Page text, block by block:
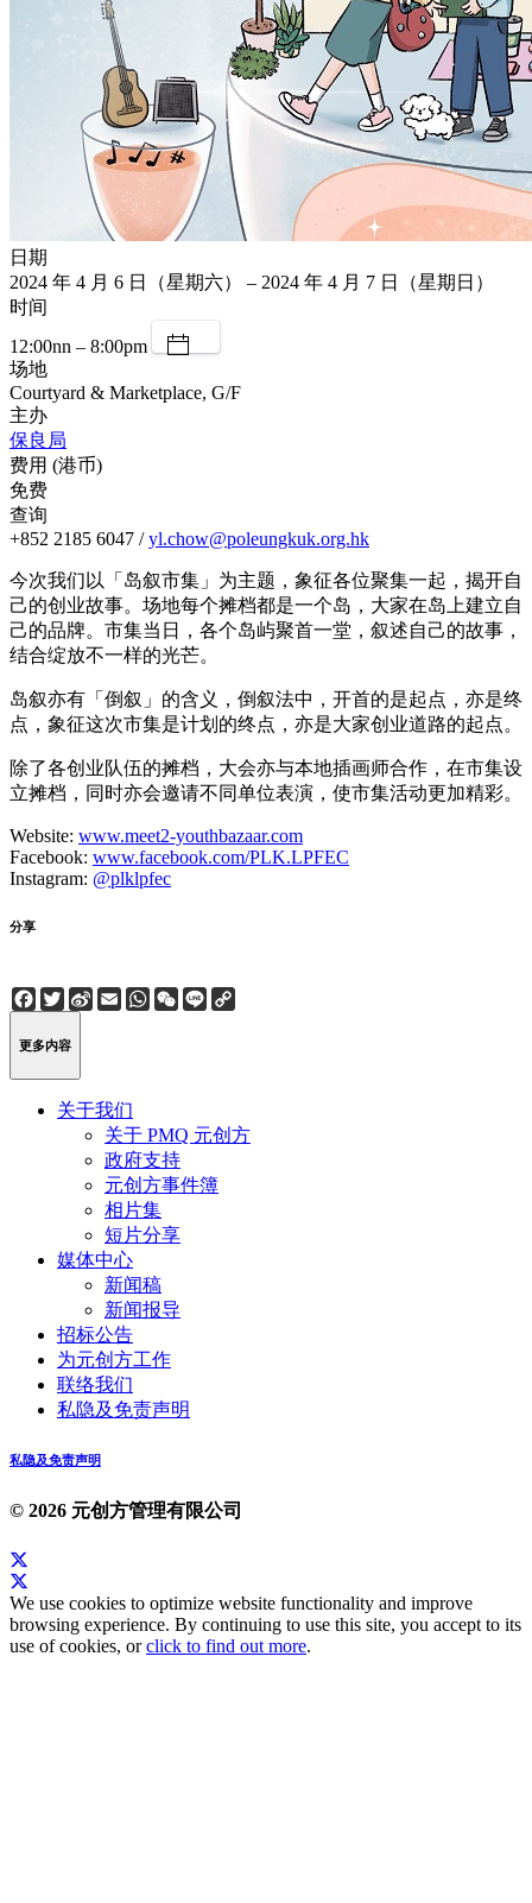
日期
2024 年 4 月 6 日（星期六） – 2024 年 4 月 7 日（星期日）
时间
12:00nn – 8:00pm
场地
Courtyard & Marketplace, G/F
主办
保良局
费用 (港币)
免费
查询
+852 2185 6047 /yl.chow@poleungkuk.org.hk
今次我们以「岛叙市集」为主题，象征各位聚集一起，揭开自
己的创业故事。场地每个摊档都是一个岛，大家在岛上建立自
己的品牌。市集当日，各个岛屿聚首一堂，叙述自己的故事，
结合绽放不一样的光芒。
岛叙亦有「倒叙」的含义，倒叙法中，开首的是起点，亦是终
点，象征这次市集是计划的终点，亦是大家创业道路的起点。
除了各创业队伍的摊档，大会亦与本地插画师合作，在市集设
立摊档，同时亦会邀请不同单位表演，使市集活动更加精彩。
Website: www.meet2-youthbazaar.com
Facebook: www.facebook.com/PLK.LPFEC
Instagram: @plklpfec
分享
Facebook
Twitter
Sina
Weibo
EmailWhatsApp
WeChat
Line
更多内容
关于我们
关于 PMQ 元创方
政府支持
元创方事件簿
相片集
短片分享
媒体中心
新闻稿
新闻报导
招标公告
为元创方工作
联络我们
私隐及免责声明
私隐及免责声明
© 2026 元创方管理有限公司
We use cookies to optimize website functionality and improve
browsing experience. By continuing to use this site, you accept to its
use of cookies, orclick to find out more.